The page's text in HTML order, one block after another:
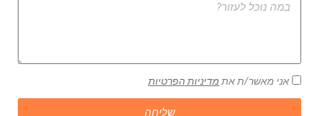
אני מאשר/ת את מדיניות הפרטיות
שליחה